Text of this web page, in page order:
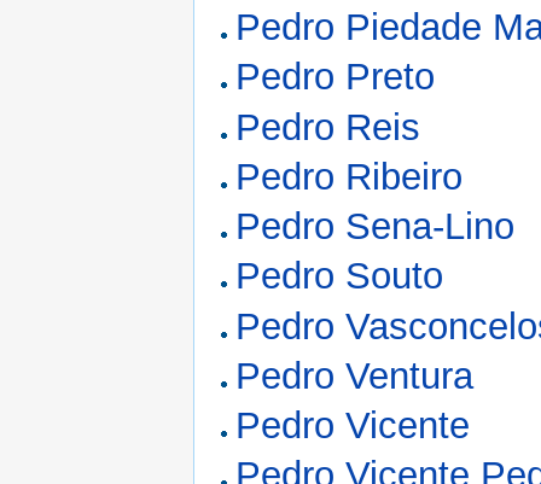
Pedro Piedade
Pedro Preto
Pedro Reis
Pedro Ribeiro
Pedro Sena-Lino
Pedro Souto
Pedro
Pedro Ventura
Pedro Vicente
Pedro Vicente